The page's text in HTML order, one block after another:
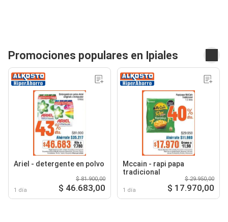
Promociones populares en Ipiales
Ariel - detergente en polvo
1 día
$ 81.900,00
$ 46.683,00
Mccain - rapi papa
tradicional
1 día
$ 29.950,00
$ 17.970,00